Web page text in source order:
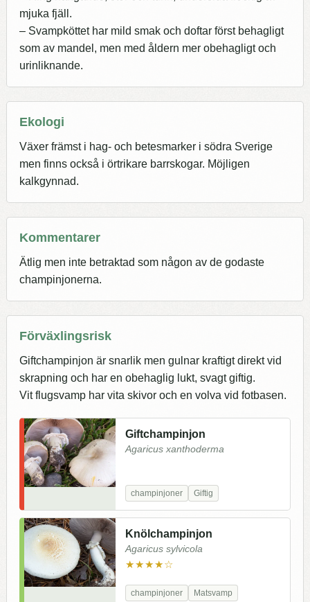
mjuka fjäll.
– Svampköttet har mild smak och doftar först behagligt
som av mandel, men med åldern mer obehagligt och
urinliknande.
Ekologi
Växer främst i hag- och betesmarker i södra Sverige
men finns också i örtrikare barrskogar. Möjligen
kalkgynnad.
Kommentarer
Ätlig men inte betraktad som någon av de godaste
champinjonerna.
Förväxlingsrisk
Giftchampinjon är snarlik men gulnar kraftigt direkt vid
skrapning och har en obehaglig lukt, svagt giftig.
Vit flugsvamp har vita skivor och en volva vid fotbasen.
Giftchampinjon
Agaricus xanthoderma
champinjoner Giftig
Knölchampinjon
Agaricus sylvicola
★★★★☆
champinjoner Matsvamp